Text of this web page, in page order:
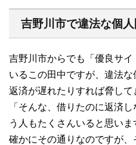
吉野川市で違法な個
吉野川市からでも「優良サ
いるこの田中ですが、違法な
返済が遅れたりすれば脅して
「そんな、借りたのに返済
う人もたくさんいると思いま
確かにその通りなのですが